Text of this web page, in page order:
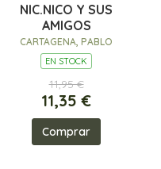
NIC.NICO Y SUS
AMIGOS
CARTAGENA, PABLO
EN STOCK
11,95 €
11,35 €
Comprar